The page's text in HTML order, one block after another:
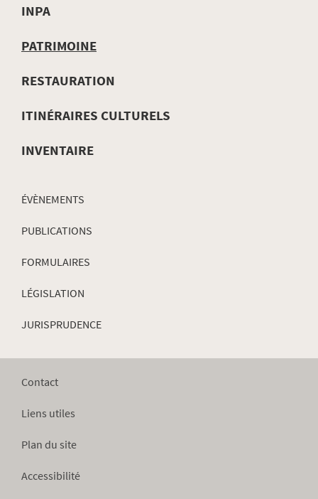
MENU
DE
INPA
PATRIMOINE
RESTAURATION
ITINÉRAIRES CULTURELS
INVENTAIRE
ÉVÈNEMENTS
PUBLICATIONS
FORMULAIRES
LÉGISLATION
JURISPRUDENCE
Contact
Liens utiles
Plan du site
Accessibilité